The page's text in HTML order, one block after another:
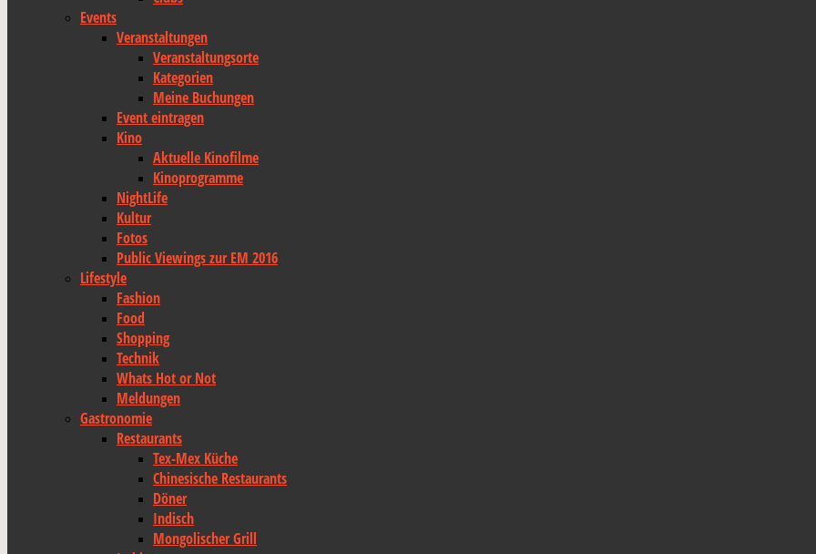
Events
Veranstaltungen
Veranstaltungsorte
Kategorien
Meine Buchungen
Event eintragen
Kino
Aktuelle Kinofilme
Kinoprogramme
NightLife
Kultur
Fotos
Public Viewings zur EM 2016
Lifestyle
Fashion
Food
Shopping
Technik
Whats Hot or Not
Meldungen
Gastronomie
Restaurants
Tex-Mex Küche
Chinesische Restaurants
Döner
Indisch
Mongolischer Grill